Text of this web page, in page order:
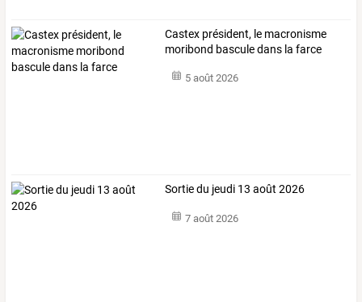
Castex président, le macronisme
moribond bascule dans la farce
5 août 2026
Sortie du jeudi 13 août 2026
7 août 2026